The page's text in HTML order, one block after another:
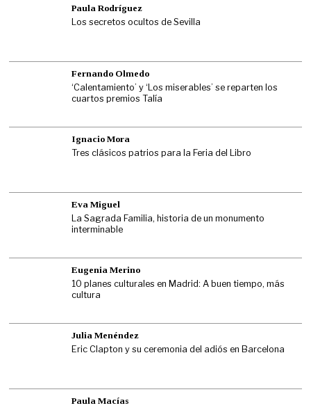
Paula Rodríguez
Los secretos ocultos de Sevilla
Fernando Olmedo
‘Calentamiento’ y ‘Los miserables’ se reparten los
cuartos premios Talía
Ignacio Mora
Tres clásicos patrios para la Feria del Libro
Eva Miguel
La Sagrada Familia, historia de un monumento
interminable
Eugenia Merino
10 planes culturales en Madrid: A buen tiempo, más
cultura
Julia Menéndez
Eric Clapton y su ceremonia del adiós en Barcelona
Paula Macías